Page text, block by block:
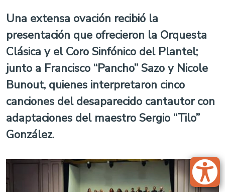
Una extensa ovación recibió la
presentación que ofrecieron la Orquesta
Clásica y el Coro Sinfónico del Plantel;
junto a Francisco “Pancho” Sazo y Nicole
Bunout, quienes interpretaron cinco
canciones del desaparecido cantautor con
adaptaciones del maestro Sergio “Tilo”
González.